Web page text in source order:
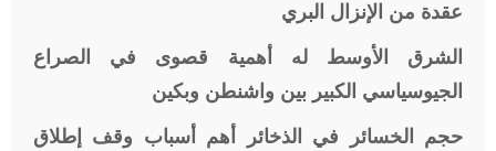
عقدة من الإنزال البري
الشرق الأوسط له أهمية قصوى في الصراع
الجيوسياسي الكبير بين واشنطن وبكين
حجم الخسائر في الذخائر أهم أسباب وقف إطلاق